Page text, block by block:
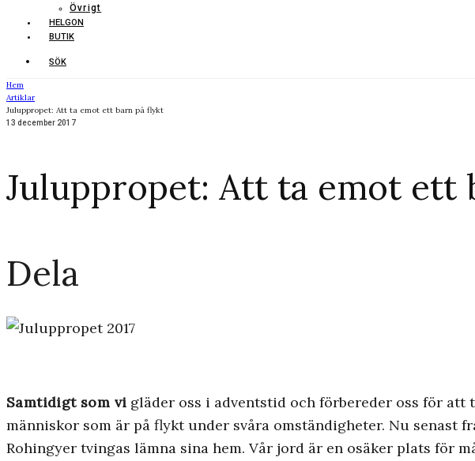
Övrigt
HELGON
BUTIK
SÖK
Hem
Artiklar
Juluppropet: Att ta emot ett barn på flykt
13 december 2017
Juluppropet: Att ta emot ett
Dela
Samtidigt som vi gläder oss i adventstid och förbereder oss för
människor som är på flykt under svåra omständigheter. Nu senast
Rohingyer tvingas lämna sina hem. Vår jord är en osäker plats för